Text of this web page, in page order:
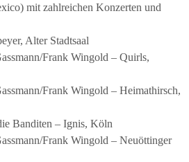
mit zahlreichen Konzerten und
Alter Stadtsaal
Frank Wingold – Quirls,
Frank Wingold – Heimathirsch,
Banditen – Ignis, Köln
Frank Wingold – Neuöttinger